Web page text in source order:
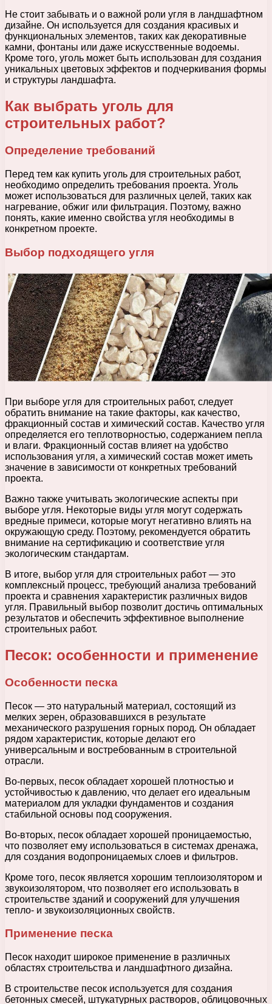
Не стоит забывать и о важной роли угля в ландшафтном
дизайне. Он используется для создания красивых и
функциональных элементов, таких как декоративные
камни, фонтаны или даже искусственные водоемы.
Кроме того, уголь может быть использован для создания
уникальных цветовых эффектов и подчеркивания формы
и структуры ландшафта.
Как выбрать уголь для
строительных работ?
Определение требований
Перед тем как купить уголь для строительных работ,
необходимо определить требования проекта. Уголь
может использоваться для различных целей, таких как
нагревание, обжиг или фильтрация. Поэтому, важно
понять, какие именно свойства угля необходимы в
конкретном проекте.
Выбор подходящего угля
При выборе угля для строительных работ, следует
обратить внимание на такие факторы, как качество,
фракционный состав и химический состав. Качество угля
определяется его теплотворностью, содержанием пепла
и влаги. Фракционный состав влияет на удобство
использования угля, а химический состав может иметь
значение в зависимости от конкретных требований
проекта.
Важно также учитывать экологические аспекты при
выборе угля. Некоторые виды угля могут содержать
вредные примеси, которые могут негативно влиять на
окружающую среду. Поэтому, рекомендуется обратить
внимание на сертификацию и соответствие угля
экологическим стандартам.
В итоге, выбор угля для строительных работ — это
комплексный процесс, требующий анализа требований
проекта и сравнения характеристик различных видов
угля. Правильный выбор позволит достичь оптимальных
результатов и обеспечить эффективное выполнение
строительных работ.
Песок: особенности и применение
Особенности песка
Песок — это натуральный материал, состоящий из
мелких зерен, образовавшихся в результате
механического разрушения горных пород. Он обладает
рядом характеристик, которые делают его
универсальным и востребованным в строительной
отрасли.
Во-первых, песок обладает хорошей плотностью и
устойчивостью к давлению, что делает его идеальным
материалом для укладки фундаментов и создания
стабильной основы под сооружения.
Во-вторых, песок обладает хорошей проницаемостью,
что позволяет ему использоваться в системах дренажа,
для создания водопроницаемых слоев и фильтров.
Кроме того, песок является хорошим теплоизолятором и
звукоизолятором, что позволяет его использовать в
строительстве зданий и сооружений для улучшения
тепло- и звукоизоляционных свойств.
Применение песка
Песок находит широкое применение в различных
областях строительства и ландшафтного дизайна.
В строительстве песок используется для создания
бетонных смесей, штукатурных растворов, облицовочных